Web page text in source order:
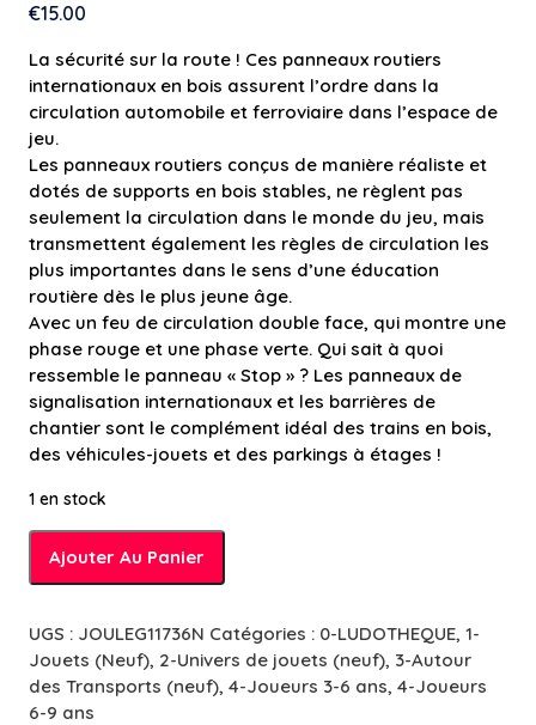
€15.00
La sécurité sur la route ! Ces panneaux routiers
internationaux en bois assurent l’ordre dans la
circulation automobile et ferroviaire dans l’espace de
jeu.
Les panneaux routiers conçus de manière réaliste et
dotés de supports en bois stables, ne règlent pas
seulement la circulation dans le monde du jeu, mais
transmettent également les règles de circulation les
plus importantes dans le sens d’une éducation
routière dès le plus jeune âge.
Avec un feu de circulation double face, qui montre une
phase rouge et une phase verte. Qui sait à quoi
ressemble le panneau « Stop » ? Les panneaux de
signalisation internationaux et les barrières de
chantier sont le complément idéal des trains en bois,
des véhicules-jouets et des parkings à étages !
1 en stock
quantité
de
Panneaux
de
signalisation
Ajouter Au Panier
UGS : JOULEG11736N Catégories : 0-LUDOTHEQUE, 1-
Jouets (Neuf), 2-Univers de jouets (neuf), 3-Autour
des Transports (neuf), 4-Joueurs 3-6 ans, 4-Joueurs
6-9 ans